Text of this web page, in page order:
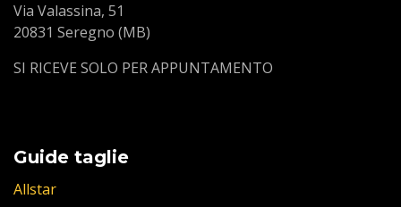
Via Valassina, 51
20831 Seregno (MB)
SI RICEVE SOLO PER APPUNTAMENTO
Guide taglie
Allstar